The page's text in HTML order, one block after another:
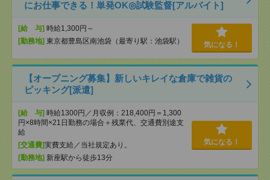
にお仕事できる！単発OK◎試験監督[アルバイト]
[給 与] 時給1,300円～
[勤務地] 東京都豊島区南池袋（最寄り駅：池袋駅） 気になる！
【オープニング募集】新しいキレイな倉庫で雑貨の
ピッキング[派遣]
[給 与] 時給1300円／月収例：218,400円＝1,300
円×8時間×21日勤務の場合＋残業代、交通費別途支
給
[交通費]実費支給／当社規定あり。
[勤務地] 新座駅から徒歩13分
気になる！